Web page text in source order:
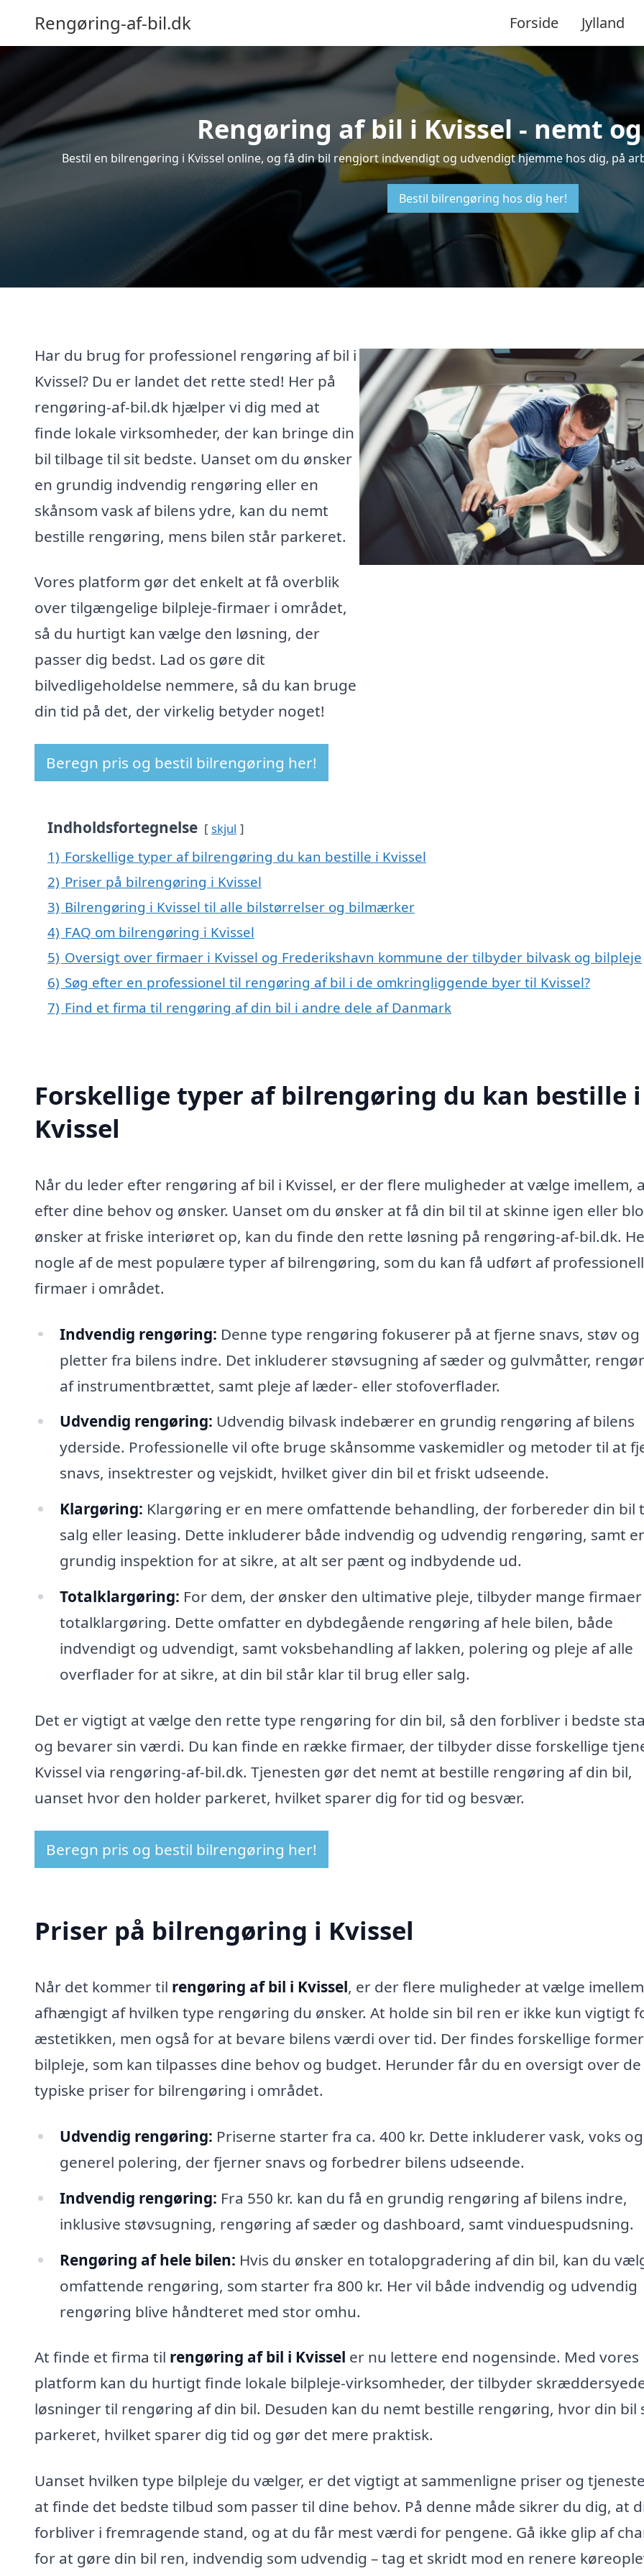
Rengøring-af-bil.dk Forside Jylland
Rengøring af bil i Kvissel - nemt
Bestil en bilrengøring i Kvissel online, og få din bil rengjort indvendigt og udvendigt hjemme hos dig, på
Bestil bilrengøring hos dig her!
Har du brug for professionel rengøring af bil i
Kvissel? Du er landet det rette sted! Her på
rengøring-af-bil.dk hjælper vi dig med at
finde lokale virksomheder, der kan bringe din
bil tilbage til sit bedste. Uanset om du ønsker
en grundig indvendig rengøring eller en
skånsom vask af bilens ydre, kan du nemt
bestille rengøring, mens bilen står parkeret.
Vores platform gør det enkelt at få overblik
over tilgængelige bilpleje-firmaer i området,
så du hurtigt kan vælge den løsning, der
passer dig bedst. Lad os gøre dit
bilvedligeholdelse nemmere, så du kan bruge
din tid på det, der virkelig betyder noget!
Beregn pris og bestil bilrengøring her!
Indholdsfortegnelse skjul
1) Forskellige typer af bilrengøring du kan bestille i Kvissel
2) Priser på bilrengøring i Kvissel
3) Bilrengøring i Kvissel til alle bilstørrelser og bilmærker
4) FAQ om bilrengøring i Kvissel
5) Oversigt over firmaer i Kvissel og Frederikshavn kommune der tilbyder bilvask og bilpleje
6) Søg efter en professionel til rengøring af bil i de omkringliggende byer til Kvissel?
7) Find et firma til rengøring af din bil i andre dele af Danmark
Forskellige typer af bilrengøring du kan bestille i
Kvissel
Når du leder efter rengøring af bil i Kvissel, er der flere muligheder at vælge imellem,
efter dine behov og ønsker. Uanset om du ønsker at få din bil til at skinne igen eller
ønsker at friske interiøret op, kan du finde den rette løsning på rengøring-af-bil.dk.
nogle af de mest populære typer af bilrengøring, som du kan få udført af
firmaer i området.
Indvendig rengøring: Denne type rengøring fokuserer på at fjerne snavs, støv og
pletter fra bilens indre. Det inkluderer støvsugning af sæder og gulvmåtter,
af instrumentbrættet, samt pleje af læder- eller stofoverflader.
Udvendig rengøring: Udvendig bilvask indebærer en grundig rengøring af bilens
yderside. Professionelle vil ofte bruge skånsomme vaskemidler og metoder til at
snavs, insektrester og vejskidt, hvilket giver din bil et friskt udseende.
Klargøring: Klargøring er en mere omfattende behandling, der forbereder din bil
salg eller leasing. Dette inkluderer både indvendig og udvendig rengøring, samt
grundig inspektion for at sikre, at alt ser pænt og indbydende ud.
Totalklargøring: For dem, der ønsker den ultimative pleje, tilbyder mange firmaer
totalklargøring. Dette omfatter en dybdegående rengøring af hele bilen, både
indvendigt og udvendigt, samt voksbehandling af lakken, polering og pleje af alle
overflader for at sikre, at din bil står klar til brug eller salg.
Det er vigtigt at vælge den rette type rengøring for din bil, så den forbliver i bedste
og bevarer sin værdi. Du kan finde en række firmaer, der tilbyder disse forskellige
Kvissel via rengøring-af-bil.dk. Tjenesten gør det nemt at bestille rengøring af din bil,
uanset hvor den holder parkeret, hvilket sparer dig for tid og besvær.
Beregn pris og bestil bilrengøring her!
Priser på bilrengøring i Kvissel
Når det kommer til rengøring af bil i Kvissel, er der flere muligheder at vælge
afhængigt af hvilken type rengøring du ønsker. At holde sin bil ren er ikke kun vigtigt
æstetikken, men også for at bevare bilens værdi over tid. Der findes forskellige
bilpleje, som kan tilpasses dine behov og budget. Herunder får du en oversigt over de
typiske priser for bilrengøring i området.
Udvendig rengøring: Priserne starter fra ca. 400 kr. Dette inkluderer vask, voks
generel polering, der fjerner snavs og forbedrer bilens udseende.
Indvendig rengøring: Fra 550 kr. kan du få en grundig rengøring af bilens indre,
inklusive støvsugning, rengøring af sæder og dashboard, samt vinduespudsning.
Rengøring af hele bilen: Hvis du ønsker en totalopgradering af din bil, kan du
omfattende rengøring, som starter fra 800 kr. Her vil både indvendig og udvendig
rengøring blive håndteret med stor omhu.
At finde et firma til rengøring af bil i Kvissel er nu lettere end nogensinde. Med vores
platform kan du hurtigt finde lokale bilpleje-virksomheder, der tilbyder
løsninger til rengøring af din bil. Desuden kan du nemt bestille rengøring, hvor din bil
parkeret, hvilket sparer dig tid og gør det mere praktisk.
Uanset hvilken type bilpleje du vælger, er det vigtigt at sammenligne priser og
at finde det bedste tilbud som passer til dine behov. På denne måde sikrer du dig, at
forbliver i fremragende stand, og at du får mest værdi for pengene. Gå ikke glip af
for at gøre din bil ren, indvendig som udvendig – tag et skridt mod en renere